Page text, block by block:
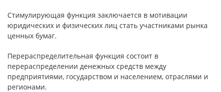
Стимулирующая функция заключается в мотивации
юридических и физических лиц стать участниками рынка
ценных бумаг.
Перераспределительная функция состоит в
перераспределении денежных средств между
предприятиями, государством и населением, отраслями и
регионами.